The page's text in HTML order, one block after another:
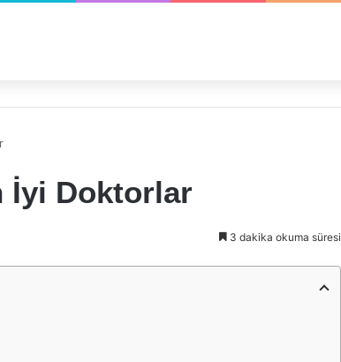
İyi Doktorlar
3 dakika okuma süresi